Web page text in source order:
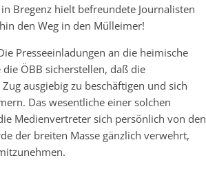
Bregenz hielt befreundete Journalisten
den Weg in den Mülleimer!
Presseeinladungen an die heimische
ÖBB sicherstellen, daß die
ausgiebig zu beschäftigen und sich
Das wesentliche einer solchen
Medienvertreter sich persönlich von den
der breiten Masse gänzlich verwehrt,